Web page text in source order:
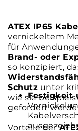
ATEX IP65
vernickeltem
für
Brand- oder
so konzipiert,
Schutz unter
wie sie
gefordert
Vorteile der
Festigkeit